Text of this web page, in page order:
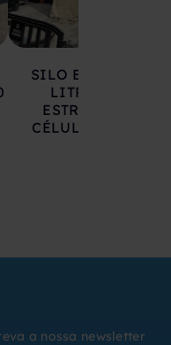
SILO EM AÇO 17.000
LITROS SOBRE
ESTRUTURA COM
CÉLULAS DE CARGA
a nossa newsletter